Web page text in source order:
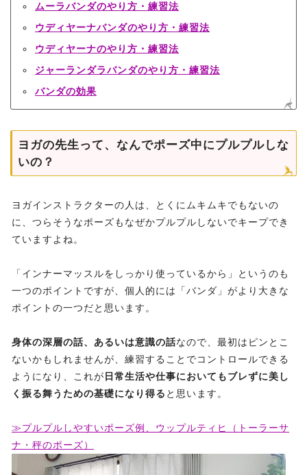
ムーラバンダのやり方・練習法
ウディヤーナバンダのやり方・練習法
ウディヤーナのやり方・練習法
ジャーランダラバンダのやり方・練習法
バンダの効果
ヨガの先生って、なんでポーズ中にプルプルしな
いの？
ヨガインストラクターの人は、とくにムキムキでもないの
に、つらそうなポーズもなぜかプルプルしないでキープでき
ていますよね。
「インナーマッスルをしっかり使っているから」というのも
一つのポイントですが、個人的には「バンダ」がより大きな
ポイントの一つだと思います。
身体の深層の話、あるいは意識の話なので、最初はピンとこ
ないかもしれませんが、練習することでコントロールできる
ようになり、これが 日常生活や仕事においてもブレずに美し
く振る舞うための基礎になり得る と思います。
≫プルプルしやすいポーズ例、ウップルティヒ（トーラーサ
ナ・秤のポーズ）